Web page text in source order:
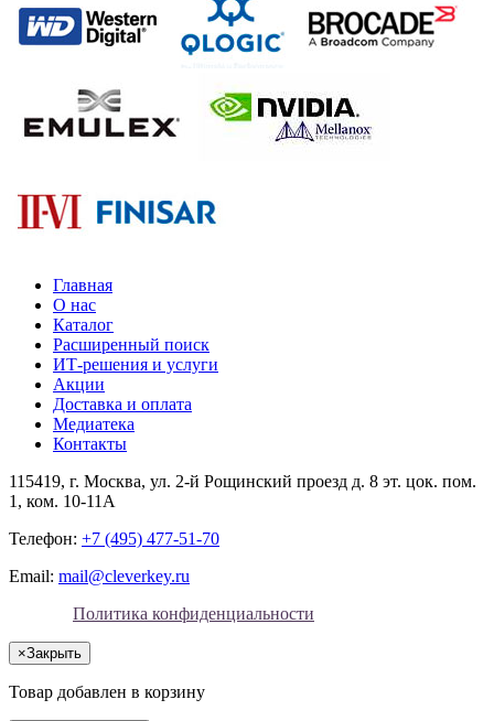
Главная
О нас
Каталог
Расширенный поиск
ИТ-решения и услуги
Акции
Доставка и оплата
Медиатека
Контакты
115419, г. Москва, ул. 2-й Рощинский проезд д. 8 эт. цок. пом.
1, ком. 10-11А
Телефон: +7 (495) 477-51-70
Email: mail@cleverkey.ru
Политика конфиденциальности
×Закрыть
Товар добавлен в корзину